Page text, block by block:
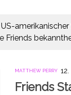
Friends
MATTHEW PERRY
Friends